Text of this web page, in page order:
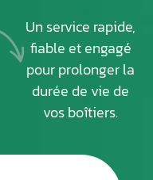
Un service rapide,
fiable et engagé
pour prolonger la
durée de vie de
vos boîtiers.